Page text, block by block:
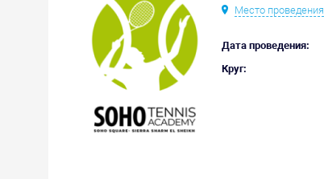
Место проведения
Дата проведения:
Круг: